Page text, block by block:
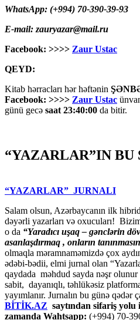
WhatsApp: (+994) 70-390-39-93
E-mail: zauryazar@mail.ru
Facebook: >>>> Zaur Ustac
QEYD:
Kitab hərracları hər həftənin
Facebook: >>>> Zaur Ustac
günü gecə saat 23:40:00 da bitir.
“YAZARLAR”IN BU
“YAZARLAR” JURNALI
Salam olsun, Azərbaycanın ilk
dəyərli yazarları və oxucuları!
o da “Yaradıcı uşaq – gәnclәrin
asanlaşdırmaq , onların
olmaqla məramnaməmizdə çox
ədəbi-bədii, elmi jurnal olan
qaydada məhdud sayda nəşr
sabit, dayanıqlı, təhlükəsiz
yayımlanır. Jurnalın bu günə
BİTİK.AZ saytından sifariş
zamanda Wahtsapp: (+994) 70-